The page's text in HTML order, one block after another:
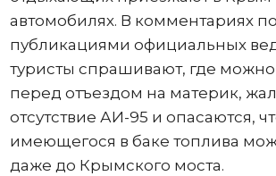
автомобилях. В комментариях
публикациями официальных
туристы спрашивают, где можно
перед отъездом на материк,
отсутствие АИ-95 и опасаются,
имеющегося в баке топлива
даже до Крымского моста.